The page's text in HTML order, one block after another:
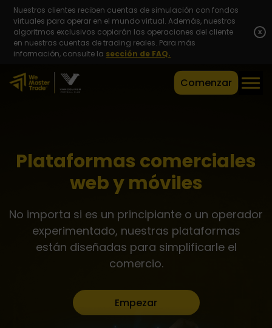
Nuestros clientes reciben cuentas de simulación con fondos
virtuales para operar en el mundo virtual. Además, nuestros
algoritmos exclusivos copiarán las operaciones del cliente
en nuestras cuentas de trading reales. Para más
información, consulte la sección de FAQ.
x
Comenzar
Plataformas comerciales
web y móviles
No importa si es un principiante o un operador
experimentado, nuestras plataformas
están diseñadas para simplificarle el
comercio.
Empezar